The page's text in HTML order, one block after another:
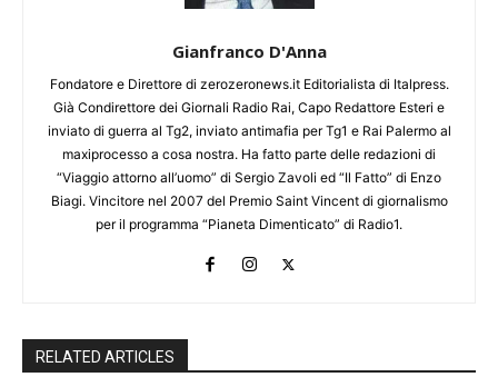
Gianfranco D'Anna
Fondatore e Direttore di zerozeronews.it Editorialista di Italpress.
Già Condirettore dei Giornali Radio Rai, Capo Redattore Esteri e
inviato di guerra al Tg2, inviato antimafia per Tg1 e Rai Palermo al
maxiprocesso a cosa nostra. Ha fatto parte delle redazioni di
“Viaggio attorno all’uomo” di Sergio Zavoli ed “Il Fatto” di Enzo
Biagi. Vincitore nel 2007 del Premio Saint Vincent di giornalismo
per il programma “Pianeta Dimenticato” di Radio1.
RELATED ARTICLES